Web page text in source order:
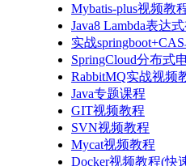
Mybatis-plus视频教
Java8 Lambda表达
实战
SpringCloud分布式
RabbitMQ实战视频
Java专题课程
GIT视频教程
SVN视频教程
Mycat视频教程
Docker视频教程(快